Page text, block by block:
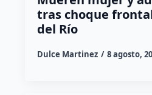
tras choque
del Río
Dulce Martinez 8 agosto,